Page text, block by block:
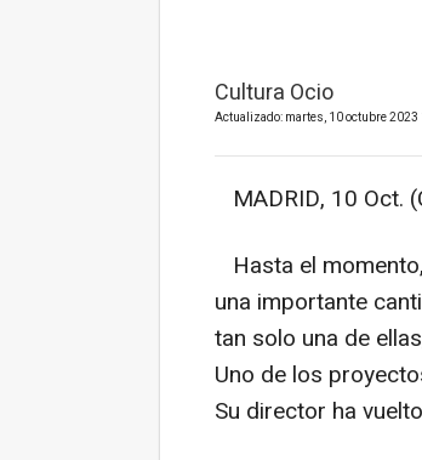
Cultura Ocio
Actualizado: martes, 10 octubre 2023
MADRID, 10 Oct.
Hasta el
una importante
tan solo una de
Uno de los
Su director ha